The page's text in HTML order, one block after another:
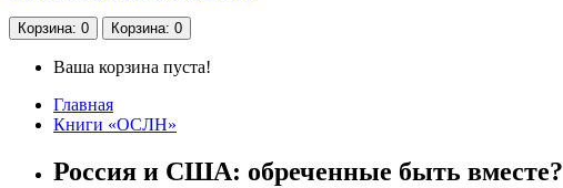
Корзина: 0 Корзина: 0
Ваша корзина пуста!
Главная
Книги «ОСЛН»
Россия и США: обреченные быть вместе?